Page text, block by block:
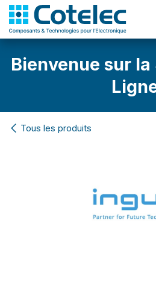
Bienvenue sur
Tous les produits